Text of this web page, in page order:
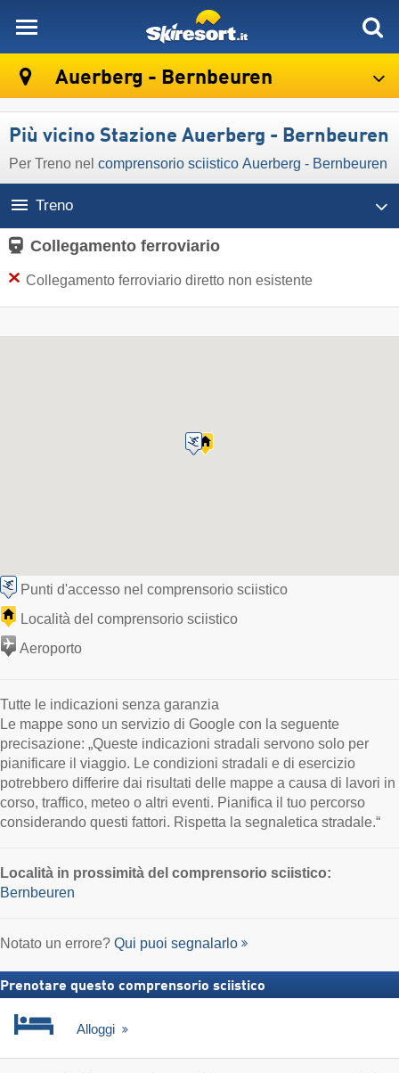
Auerberg - Bernbeuren
Più vicino Stazione Auerberg - Bernbeuren
Per Treno nel comprensorio sciistico Auerberg - Bernbeuren
Treno
Collegamento ferroviario
Collegamento ferroviario diretto non esistente
Punti d'accesso nel comprensorio sciistico
Località del comprensorio sciistico
Aeroporto
Tutte le indicazioni senza garanzia
Le mappe sono un servizio di Google con la seguente
precisazione: „Queste indicazioni stradali servono solo per
pianificare il viaggio. Le condizioni stradali e di esercizio
potrebbero differire dai risultati delle mappe a causa di lavori in
corso, traffico, meteo o altri eventi. Pianifica il tuo percorso
considerando questi fattori. Rispetta la segnaletica stradale.“
Località in prossimità del comprensorio sciistico:
Bernbeuren
Notato un errore? Qui puoi segnalarlo
Prenotare questo comprensorio sciistico
Alloggi